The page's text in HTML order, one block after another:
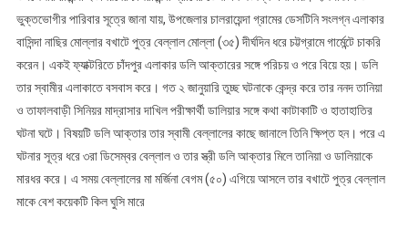
ভুক্তভোগীর পারিবার সূত্রে জানা যায়, উপজেলার চালরায়েন্দা গ্রামের ডেসটিনি সংলগ্ন এলাকার
বাসিন্দা নাছির মোল্লার বখাটে পুত্র বেল্লাল মোল্লা (৩৫) দীর্ঘদিন ধরে চট্টগ্রামে গার্মেন্টে চাকরি
করেন। একই ফ্যাক্টরিতে চাঁদপুর এলাকার ডলি আক্তারের সঙ্গে পরিচয় ও পরে বিয়ে হয়। ডলি
তার স্বামীর এলাকাতে বসবাস করে। গত ২ জানুয়ারি তুচ্ছ ঘটনাকে কেন্দ্র করে তার ননদ তানিয়া
ও তাফালবাড়ী সিনিয়র মাদ্রাসার দাখিল পরীক্ষার্থী ডালিয়ার সঙ্গে কথা কাটাকাটি ও হাতাহাতির
ঘটনা ঘটে। বিষয়টি ডলি আক্তার তার স্বামী বেল্লালের কাছে জানালে তিনি ক্ষিপ্ত হন। পরে এ
ঘটনার সূত্র ধরে ৩রা ডিসেম্বর বেল্লাল ও তার স্ত্রী ডলি আক্তার মিলে তানিয়া ও ডালিয়াকে
মারধর করে। এ সময় বেল্লালের মা মর্জিনা বেগম (৫০) এগিয়ে আসলে তার বখাটে পুত্র বেল্লাল
মাকে বেশ কয়েকটি কিল ঘুসি মারে